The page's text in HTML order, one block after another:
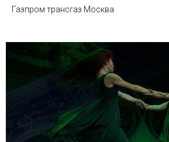
Газпром трансгаз Москва